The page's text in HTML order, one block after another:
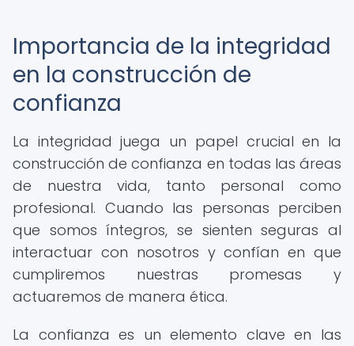
Importancia de la integridad
en la construcción de
confianza
La integridad juega un papel crucial en la
construcción de confianza en todas las áreas
de nuestra vida, tanto personal como
profesional. Cuando las personas perciben
que somos íntegros, se sienten seguras al
interactuar con nosotros y confían en que
cumpliremos nuestras promesas y
actuaremos de manera ética.
La confianza es un elemento clave en las